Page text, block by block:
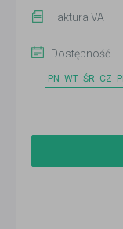
Faktura VAT
Dostępność
PN WT ŚR CZ PI